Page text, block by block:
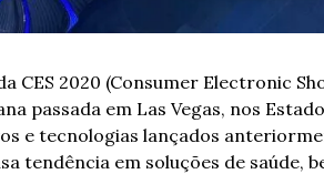
CES 2020 (Consumer Electronic
passada em Las Vegas, nos
e tecnologias lançados
tendência em soluções de saúde,